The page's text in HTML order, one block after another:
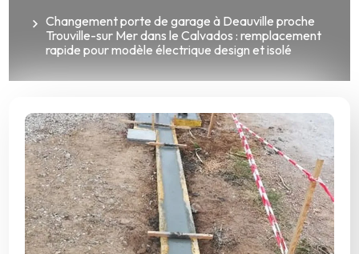
Changement porte de garage à Deauville proche
Trouville-sur Mer dans le Calvados : remplacement
rapide pour modèle électrique design et isolé